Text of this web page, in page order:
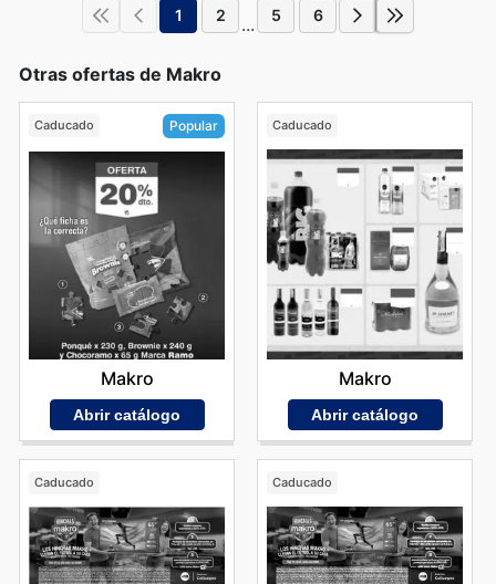
1 2 ... 5 6
Otras ofertas de Makro
Caducado Popular
Makro
Abrir catálogo
Caducado
Makro
Abrir catálogo
Caducado Caducado